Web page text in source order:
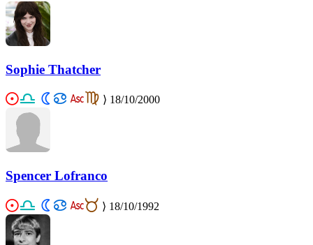
Sophie Thatcher
⟩ 18/10/2000
Spencer Lofranco
⟩ 18/10/1992